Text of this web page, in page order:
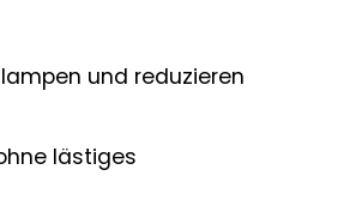
und reduzieren
lästiges